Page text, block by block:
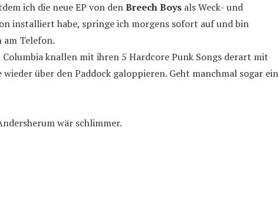
ich die neue EP von denBreech Boys als Weck- und
installiert habe, springe ich morgens sofort auf und bin
am Telefon.
knallen mit ihren 5 Hardcore Punk Songs derart mit
über den Paddock galoppieren. Geht manchmal sogar ein
wär schlimmer.